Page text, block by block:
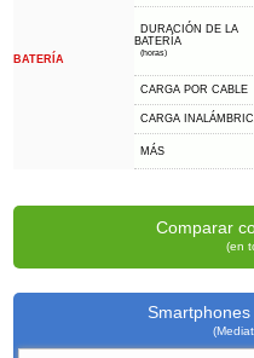
BATERÍA
DURACIÓN DE LA
BATERÍA
(horas)
CARGA POR CABLE
CARGA
MÁS
Comparar
(en